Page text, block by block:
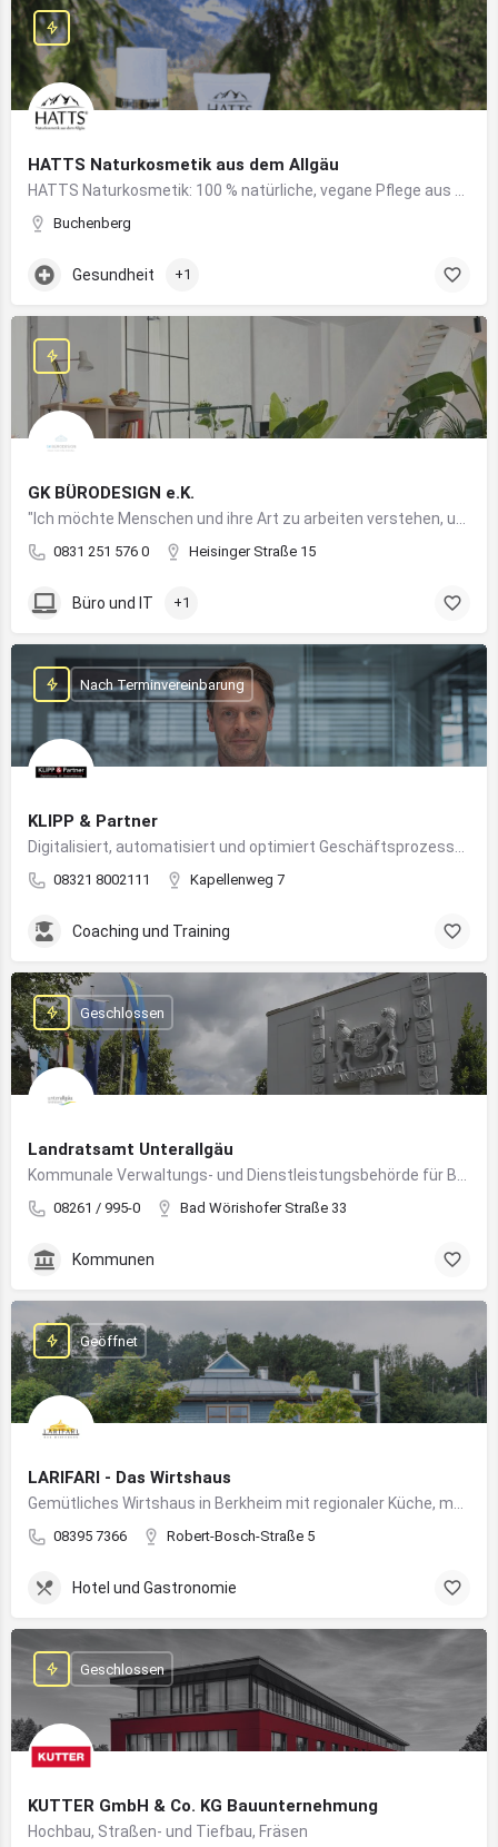
HATTS Naturkosmetik aus dem Allgäu
Buchenberg
Gesundheit +1
GK BÜRODESIGN e.K.
0831 251 576 0 Heisinger Straße 15
Büro und IT +1
KLIPP & Partner
08321 8002111 Kapellenweg 7
Nach Terminvereinbarung
Coaching und Training
Landratsamt Unterallgäu
08261 / 995-0 Bad Wörishofer Straße 33
Geschlossen
Kommunen
LARIFARI - Das Wirtshaus
08395 7366 Robert-Bosch-Straße 5
Geöffnet
Hotel und Gastronomie
KUTTER GmbH & Co. KG Bauunternehmung
Hochbau, Straßen- und Tiefbau, Fräsen
Geschlossen